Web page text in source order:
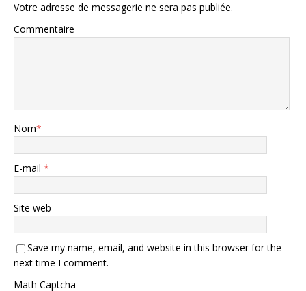
Votre adresse de messagerie ne sera pas publiée.
Commentaire
Nom*
E-mail *
Site web
Save my name, email, and website in this browser for the
next time I comment.
Math Captcha